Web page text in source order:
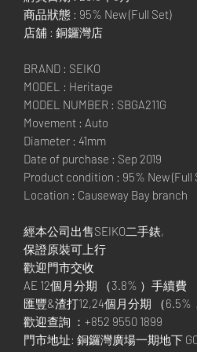
商品狀態 : 95% New (Full Set)
店舖 : 銅鑼灣店
BRAND : SEIKO
MODEL : Heritage
MODEL NUMBER : SBGA211G
Movement : Auto
Diameter : 41mm
Date of purchase : Sep 2019
Product condition : 95% New (Full
Location : Causeway Bay branch
經本公司出售SEIKO二手錶,
保證原裝可上行
歡迎門市交收
AE 12個月分期 （3.8% ）手續費
匯豐&渣打12,24個月分期 （6.5%
歡迎查詢 ：+852 9550 1899
門市地址: 銅鑼灣廣場一期地下